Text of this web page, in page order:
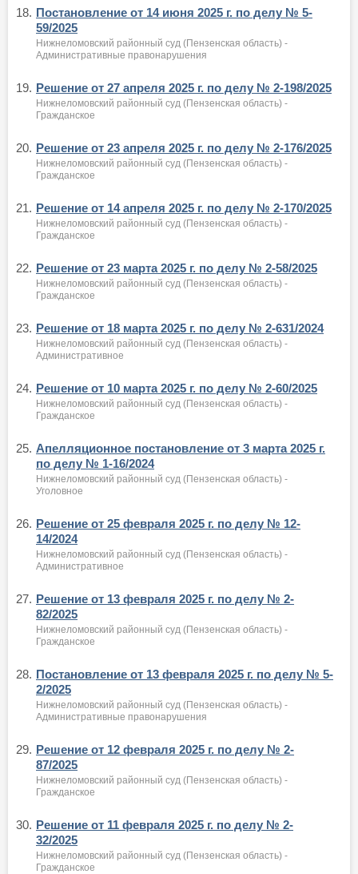
18. Постановление от 14 июня 2025 г. по делу № 5-
59/2025
Нижнеломовский районный суд (Пензенская область) -
Административные правонарушения
19. Решение от 27 апреля 2025 г. по делу № 2-198/2025
Нижнеломовский районный суд (Пензенская область) -
Гражданское
20. Решение от 23 апреля 2025 г. по делу № 2-176/2025
Нижнеломовский районный суд (Пензенская область) -
Гражданское
21. Решение от 14 апреля 2025 г. по делу № 2-170/2025
Нижнеломовский районный суд (Пензенская область) -
Гражданское
22. Решение от 23 марта 2025 г. по делу № 2-58/2025
Нижнеломовский районный суд (Пензенская область) -
Гражданское
23. Решение от 18 марта 2025 г. по делу № 2-631/2024
Нижнеломовский районный суд (Пензенская область) -
Административное
24. Решение от 10 марта 2025 г. по делу № 2-60/2025
Нижнеломовский районный суд (Пензенская область) -
Гражданское
25. Апелляционное постановление от 3 марта 2025 г.
по делу № 1-16/2024
Нижнеломовский районный суд (Пензенская область) -
Уголовное
26. Решение от 25 февраля 2025 г. по делу № 12-
14/2024
Нижнеломовский районный суд (Пензенская область) -
Административное
27. Решение от 13 февраля 2025 г. по делу № 2-
82/2025
Нижнеломовский районный суд (Пензенская область) -
Гражданское
28. Постановление от 13 февраля 2025 г. по делу № 5-
2/2025
Нижнеломовский районный суд (Пензенская область) -
Административные правонарушения
29. Решение от 12 февраля 2025 г. по делу № 2-
87/2025
Нижнеломовский районный суд (Пензенская область) -
Гражданское
30. Решение от 11 февраля 2025 г. по делу № 2-
32/2025
Нижнеломовский районный суд (Пензенская область) -
Гражданское